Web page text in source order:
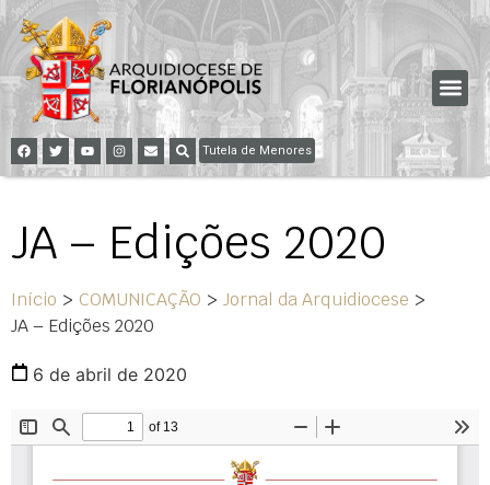
Tutela de Menores
JA – Edições 2020
Início > COMUNICAÇÃO > Jornal da Arquidiocese >
JA – Edições 2020
6 de abril de 2020